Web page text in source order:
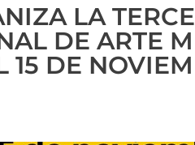
LA
DE ARTE
15 DE